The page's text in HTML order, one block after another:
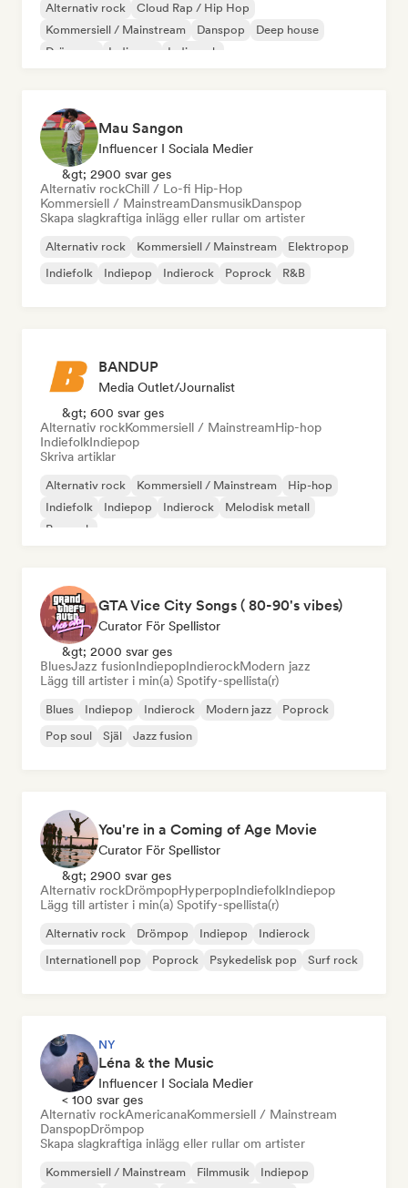
Alternativ rock
Cloud Rap / Hip Hop
Kommersiell / Mainstream
Danspop
Deep house
Drömpop
Indiepop Indierock
Mau Sangon
Influencer I Sociala Medier
&gt; 2900 svar ges
Alternativ rockChill / Lo-fi Hip-Hop
Kommersiell / MainstreamDansmusikDanspop
Skapa slagkraftiga inlägg eller rullar om artister
Alternativ rock Kommersiell / Mainstream
Elektropop
Indiefolk
Indiepop Indierock Poprock R&B
BANDUP
Media Outlet/Journalist
&gt; 600 svar ges
Alternativ rockKommersiell / MainstreamHip-hop
IndiefolkIndiepop
Skriva artiklar
Alternativ rock Kommersiell / Mainstream
Hip-hop
Indiefolk
Indiepop Indierock
Melodisk metall
Poprock
GTA Vice City Songs ( 80-90's vibes)
Curator För Spellistor
&gt; 2000 svar ges
BluesJazz fusionIndiepopIndierockModern jazz
Lägg till artister i min(a) Spotify-spellista(r)
Blues Indiepop Indierock Modern jazz
Poprock
Pop soul
Själ Jazz fusion
You're in a Coming of Age Movie
Curator För Spellistor
&gt; 2900 svar ges
Alternativ rockDrömpopHyperpopIndiefolkIndiepop
Lägg till artister i min(a) Spotify-spellista(r)
Alternativ rock Drömpop Indiepop
Indierock
Internationell pop
Poprock Psykedelisk pop Surf rock
NY
Léna & the Music
Influencer I Sociala Medier
< 100 svar ges
Alternativ rockAmericanaKommersiell / Mainstream
DanspopDrömpop
Skapa slagkraftiga inlägg eller rullar om artister
Kommersiell / Mainstream Filmmusik
Indiepop